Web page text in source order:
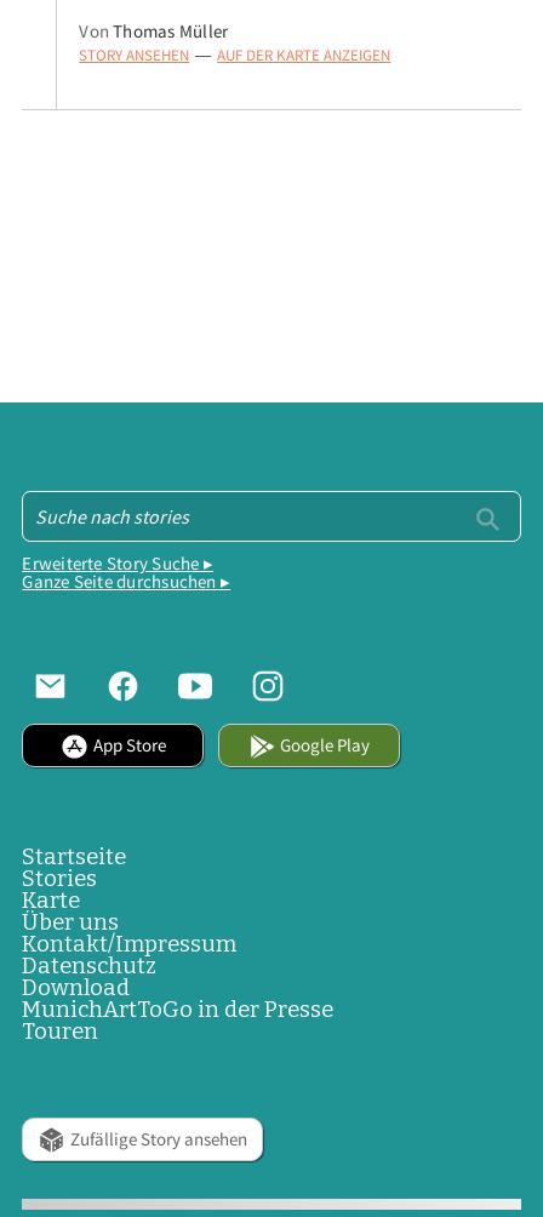
VonThomas Müller
STORY ANSEHEN — AUF DER KARTE ANZEIGEN
Erweiterte Story Suche ▸
Ganze Seite durchsuchen ▸
App Store Google Play
Startseite
Stories
Karte
Über uns
Kontakt/Impressum
Datenschutz
Download
MunichArtToGo in der Presse
Touren
Zufällige Story ansehen